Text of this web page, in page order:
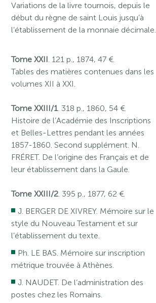
Variations de la livre tournois, depuis le
début du règne de saint Louis jusqu’à
l’établissement de la monnaie décimale.
Tome XXII. 121 p., 1874, 47 €.
Tables des matières contenues dans les
volumes XII à XXI.
Tome XXIII/1. 318 p., 1860, 54 €.
Histoire de l’Académie des Inscriptions
et Belles-Lettres pendant les années
1857-1860. Second supplément. N.
FRÉRET. De l’origine des Français et de
leur établissement dans la Gaule.
Tome XXIII/2. 395 p., 1877, 62 €.
J. BERGER DE XIVREY. Mémoire sur le
style du Nouveau Testament et sur
l’établissement du texte.
Ph. LE BAS. Mémoire sur inscription
métrique trouvée à Athènes.
J. NAUDET. De l’administration des
postes chez les Romains.